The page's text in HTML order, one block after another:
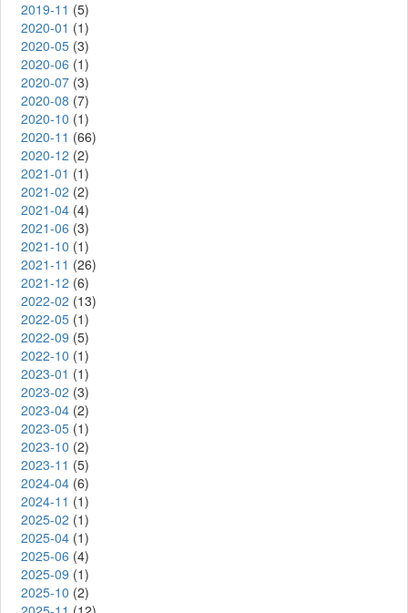
2019-11 (5)
2020-01 (1)
2020-05 (3)
2020-06 (1)
2020-07 (3)
2020-08 (7)
2020-10 (1)
2020-11 (66)
2020-12 (2)
2021-01 (1)
2021-02 (2)
2021-04 (4)
2021-06 (3)
2021-10 (1)
2021-11 (26)
2021-12 (6)
2022-02 (13)
2022-05 (1)
2022-09 (5)
2022-10 (1)
2023-01 (1)
2023-02 (3)
2023-04 (2)
2023-05 (1)
2023-10 (2)
2023-11 (5)
2024-04 (6)
2024-11 (1)
2025-02 (1)
2025-04 (1)
2025-06 (4)
2025-09 (1)
2025-10 (2)